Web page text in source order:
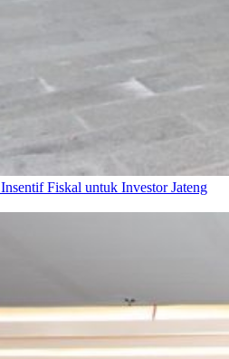
Fiskal untuk Investor Jateng